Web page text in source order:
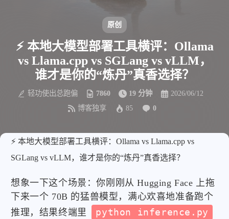
原创
⚡ 本地大模型部署工具横评：Ollama
vs Llama.cpp vs SGLang vs vLLM，
谁才是你的“炼丹”真香选择？
轻功使出总跑偏 7860 19 分钟
2026/06/12
博客独享
85 0
⚡ 本地大模型部署工具横评：Ollama vs Llama.cpp vs
SGLang vs vLLM，谁才是你的“炼丹”真香选择？
想象一下这个场景：你刚刚从 Hugging Face 上拖
下来一个 70B 的猛兽模型，满心欢喜地准备跑个
推理，结果终端里
python inference.py